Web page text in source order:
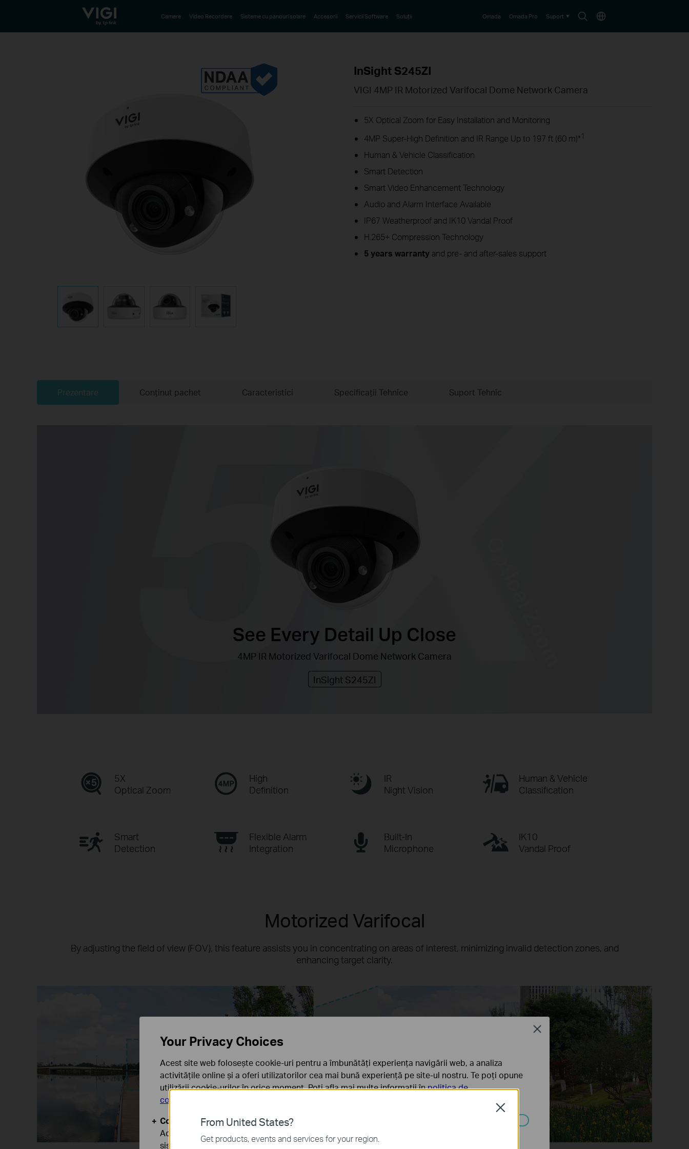
TP-Link, Reliably Smart
SearchChoose
Camere Video Recordere Sisteme cu panouri solare Accesorii Servicii Software Soluții Omada Omada Pro Suport
InSight S245ZI
VIGI 4MP IR Motorized Varifocal Dome Network Camera
5X Optical Zoom for Easy Installation and Monitoring
4MP Super-High Definition and IR Range Up to 197 ft (60 m)*1
Human & Vehicle Classification
Smart Detection
Smart Video Enhancement Technology
Audio and Alarm Interface Available
IP67 Weatherproof and IK10 Vandal Proof
H.265+ Compression Technology
5 years warranty and pre- and after-sales support
Prezentare Conținut pachet Caracteristici Specificaţii Tehnice Suport Tehnic
See Every Detail Up Close
4MP IR Motorized Varifocal Dome Network Camera
InSight S245ZI
5X
Optical Zoom
High
Definition
IR
Night Vision
Human & Vehicle
Classification
Smart
Detection
Flexible Alarm
Integration
Built-In
Microphone
IK10
Vandal Proof
Motorized Varifocal
By adjusting the field of view (FOV), this feature assists you in concentrating on areas of interest, minimizing invalid detection zones, and
enhancing target clarity.
From United States?
Get products, events and services for your region.
Close
Your Privacy Choices
Acest site web folosește cookie-uri pentru a îmbunătăți experiența navigării web, a analiza
activitățile online și a oferi utilizatorilor cea mai bună experiență pe site-ul nostru. Te poți opune
utilizării cookie-urilor în orice moment. Poți afla mai multe informații înpolitica de
confidențialitate
Cookie-uri de bază
Aceste cookie-uri sunt necesare pentru funcționarea site-ului web și nu pot fi dezactivate în
sistemele tale
Close